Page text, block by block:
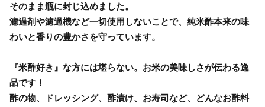
そのまま瓶に封じ込めました。
濾過剤や濾過機など一切使用しないことで、純米酢本来の味
わいと香りの豊かさを守っています。
『米酢好き』な方には堪らない。お米の美味しさが伝わる逸
品です！
酢の物、ドレッシング、酢漬け、お寿司など、どんなお酢料